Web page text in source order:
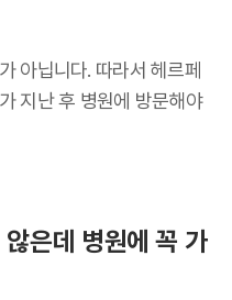
아닙니다. 따라서 헤르페
지난 후 병원에 방문해야
은데 병원에 꼭 가